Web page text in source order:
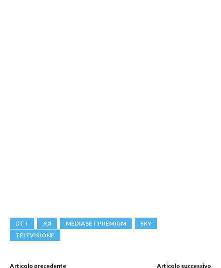
DTT JOI MEDIASET PREMIUM
SKY
TELEVISIONE
Articolo precedente Articolo successivo